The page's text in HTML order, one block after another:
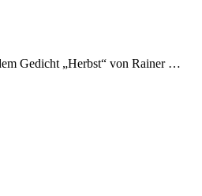
Gedicht „Herbst“ von Rainer …